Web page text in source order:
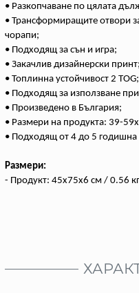
• Разкопчаване по цялата
• Трансформиращите отвори
чорапи;
• Подходящ за сън и игра;
• Закачлив дизайнерски принт;
• Топлинна устойчивост 2 TOG;
• Подходящ за използване
• Произведено в България;
• Размери на продукта: 39-
• Подходящ от 4 до 5 годишна
Размери:
- Продукт: 45x75x6 см / 0.56 кг